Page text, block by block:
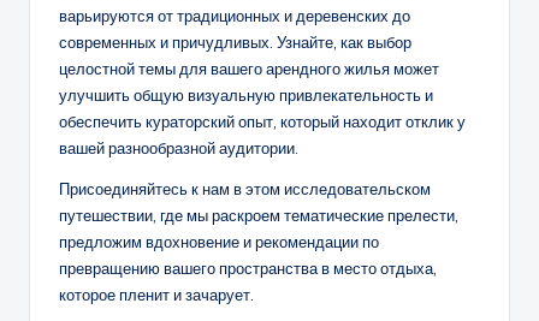
варьируются от традиционных и деревенских до
современных и причудливых. Узнайте, как выбор
целостной темы для вашего арендного жилья может
улучшить общую визуальную привлекательность и
обеспечить кураторский опыт, который находит отклик у
вашей разнообразной аудитории.
Присоединяйтесь к нам в этом исследовательском
путешествии, где мы раскроем тематические прелести,
предложим вдохновение и рекомендации по
превращению вашего пространства в место отдыха,
которое пленит и зачарует.